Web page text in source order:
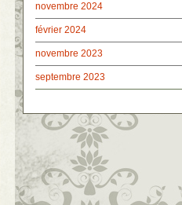
novembre 2024
février 2024
novembre 2023
septembre 2023